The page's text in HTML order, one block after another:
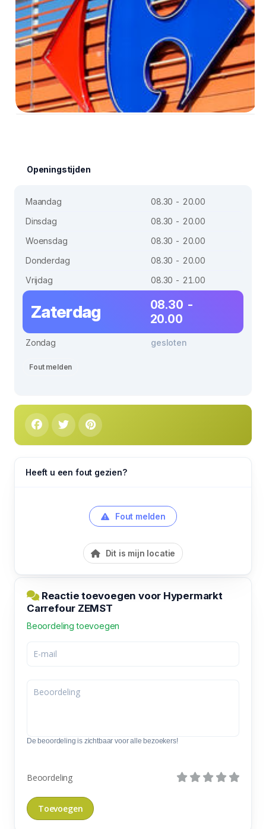
Openingstijden
Maandag
08.30 - 20.00
Dinsdag
08.30 - 20.00
Woensdag
08.30 - 20.00
Donderdag
08.30 - 20.00
Vrijdag
08.30 - 21.00
Zaterdag
08.30 -
20.00
Zondag gesloten
Fout melden
Heeft u een fout gezien?
Fout melden
Dit is mijn locatie
Reactie toevoegen voor Hypermarkt
Carrefour ZEMST
Beoordeling toevoegen
De beoordeling is zichtbaar voor alle bezoekers!
Beoordeling